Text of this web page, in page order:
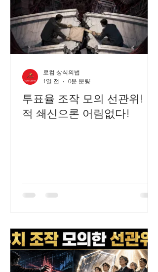
투표율 조작 모의 선관위! 인
적 쇄신으론 어림없다!
로컴 상식의법
1일 전
0분 분량